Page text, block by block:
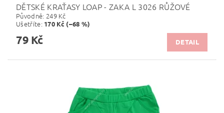
DĚTSKÉ KRAŤASY LOAP - ZAKA L 3026 RŮŽOVÉ
Původně: 249 Kč
Ušetříte: 170 Kč (–68 %)
79 Kč DETAIL